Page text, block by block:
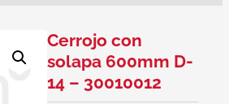
Cerrojo con
solapa 600mm D-
14 – 30010012